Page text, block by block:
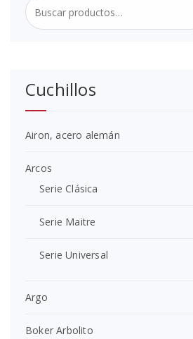
Buscar
por:
Cuchillos
Airon, acero alemán
Arcos
Serie Clásica
Serie Maitre
Serie Universal
Argo
Boker Arbolito